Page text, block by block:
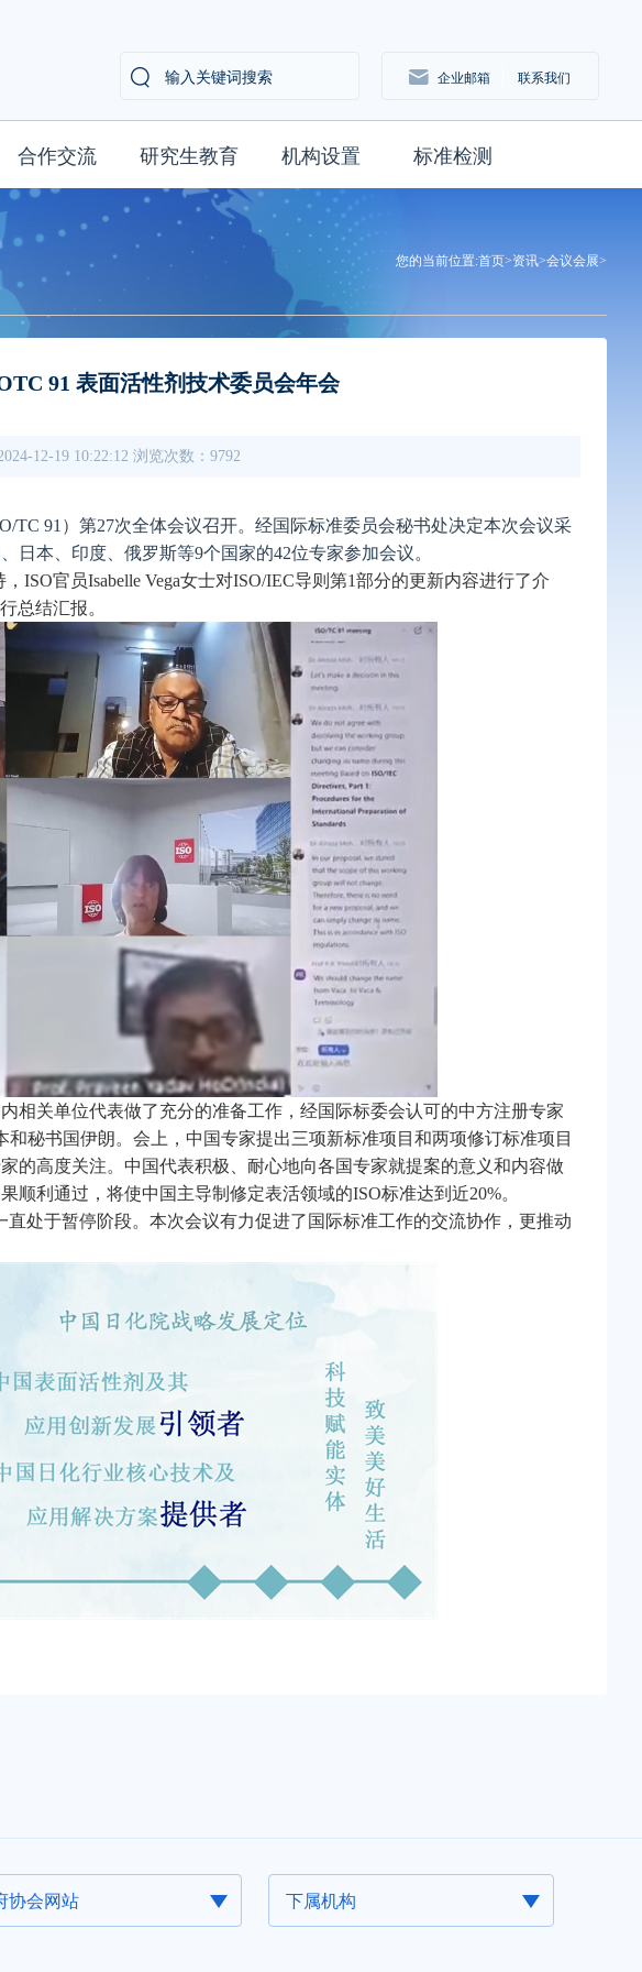
企业邮箱 联系我们
合作交流 研究生教育 机构设置 标准检测
您的当前位置:首页>资讯>会议会展>
91 表面活性剂技术委员会年会
12-19 10:22:12 浏览次数：9792
TC 91）第27次全体会议召开。经国际标准委员会秘书处决定本次会议采
本、印度、俄罗斯等9个国家的42位专家参加会议。
ISO官员Isabelle Vega女士对ISO/IEC导则第1部分的更新内容进行了介
总结汇报。
相关单位代表做了充分的准备工作，经国际标委会认可的中方注册专家
秘书国伊朗。会上，中国专家提出三项新标准项目和两项修订标准项目
的高度关注。中国代表积极、耐心地向各国专家就提案的意义和内容做
利通过，将使中国主导制修定表活领域的ISO标准达到近20%。
直处于暂停阶段。本次会议有力促进了国际标准工作的交流协作，更推动